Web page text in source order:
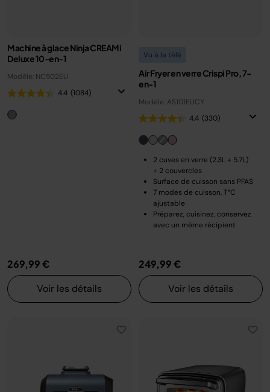
Machine à glace Ninja CREAMi
Deluxe 10-en-1
Modèle: NC502EU
4.4 (1084)
269,99 €
Voir les détails
Vu à la télé
Air Fryer en verre Crispi Pro, 7-
en-1
Modèle: AS101EUCY
4.4 (330)
2 cuves en verre (2.3L + 5.7L)
+ 2 couvercles
Surface de cuisson sans PFAS
7 modes de cuisson, T°C
ajustable
Préparez, cuisinez, conservez
avec un même récipient
249,99 €
Voir les détails